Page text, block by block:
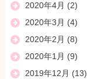
2020年4月 (2)
2020年3月 (4)
2020年2月 (8)
2020年1月 (9)
2019年12月 (13)